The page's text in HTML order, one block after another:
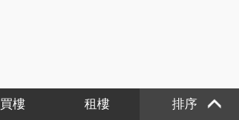
買樓 租樓 排序